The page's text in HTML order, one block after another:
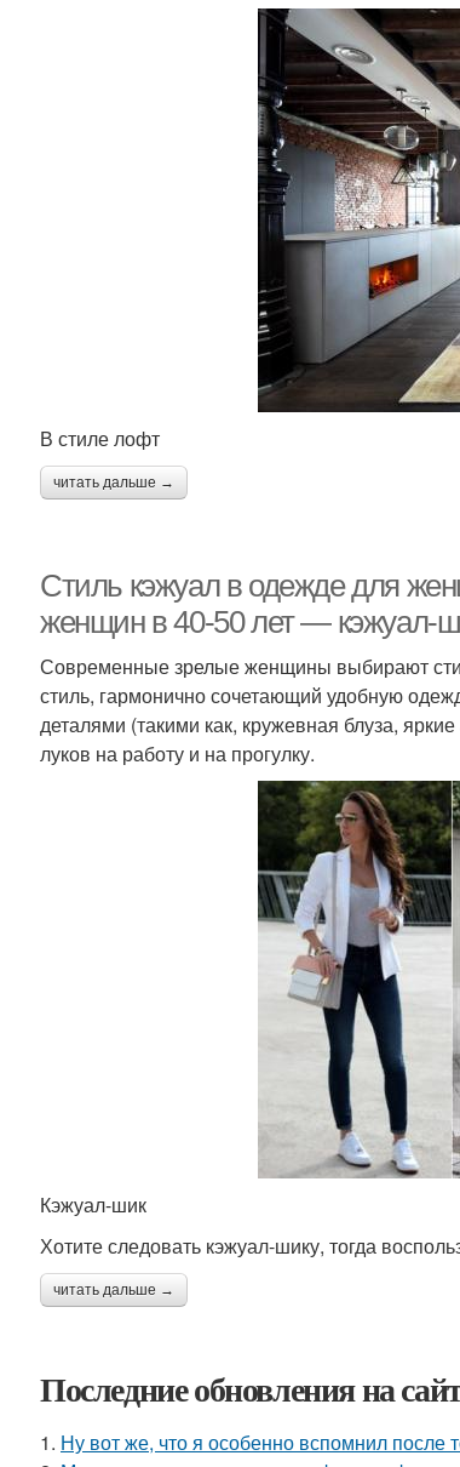
В стиле лофт
читать дальше →
Стиль кэжуал в одежде для
женщин в 40-50 лет — кэжуал-
Современные зрелые женщины выбирают
стиль, гармонично сочетающий удобную
деталями (такими как, кружевная блуза,
луков на работу и на прогулку.
Кэжуал-шик
Хотите следовать кэжуал-шику, тогда
читать дальше →
Последние обновления на
1. Ну вот же, что я особенно вспомнил после